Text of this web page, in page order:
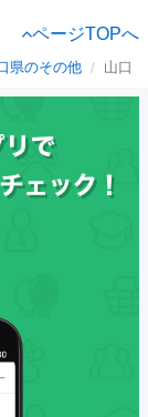
ページTOPへ
県のその他 山口